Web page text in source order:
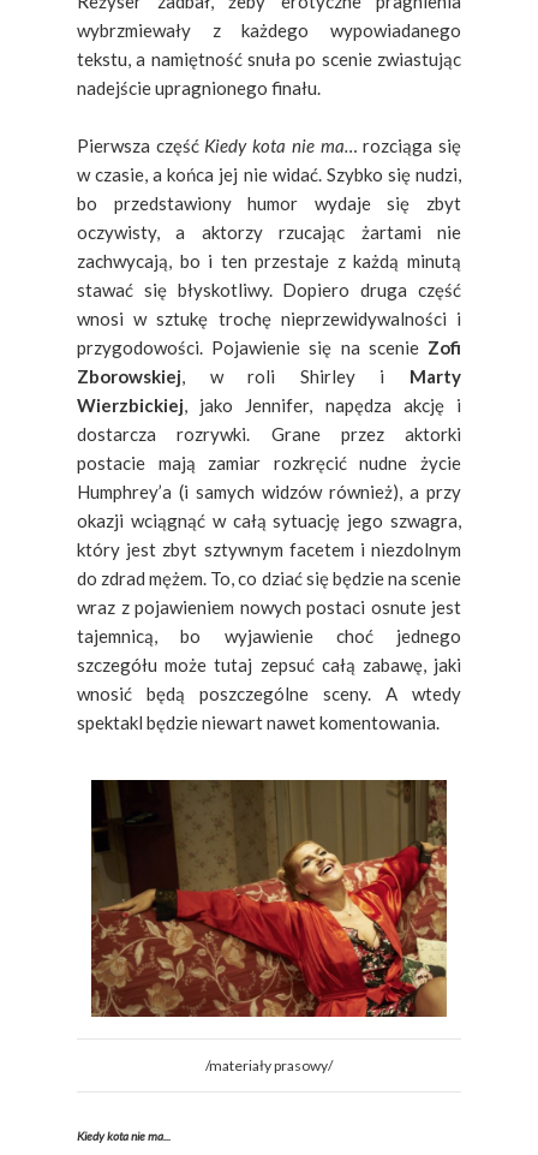
wybrzmiewały z każdego wypowiadanego
tekstu, a namiętność snuła po scenie zwiastując
nadejście upragnionego finału.
Pierwsza część Kiedy kota nie ma… rozciąga się
w czasie, a końca jej nie widać. Szybko się nudzi,
bo przedstawiony humor wydaje się zbyt
oczywisty, a aktorzy rzucając żartami nie
zachwycają, bo i ten przestaje z każdą minutą
stawać się błyskotliwy. Dopiero druga część
wnosi w sztukę trochę nieprzewidywalności i
przygodowości. Pojawienie się na scenie Zofi
Zborowskiej, w roli Shirley i Marty
Wierzbickiej, jako Jennifer, napędza akcję i
dostarcza rozrywki. Grane przez aktorki
postacie mają zamiar rozkręcić nudne życie
Humphrey’a (i samych widzów również), a przy
okazji wciągnąć w całą sytuację jego szwagra,
który jest zbyt sztywnym facetem i niezdolnym
do zdrad mężem. To, co dziać się będzie na scenie
wraz z pojawieniem nowych postaci osnute jest
tajemnicą, bo wyjawienie choć jednego
szczegółu może tutaj zepsuć całą zabawę, jaki
wnosić będą poszczególne sceny. A wtedy
spektakl będzie niewart nawet komentowania.
/materiały prasowy/
Kiedy kota nie ma...